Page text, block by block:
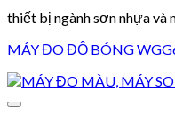
thiết bị ngành sơn nhựa và
MÁY ĐO ĐỘ BÓNG